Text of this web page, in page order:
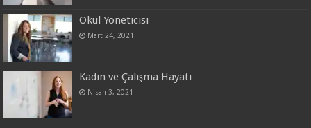
Okul Yöneticisi
Mart 24, 2021
Kadın ve Çalışma Hayatı
Nisan 3, 2021